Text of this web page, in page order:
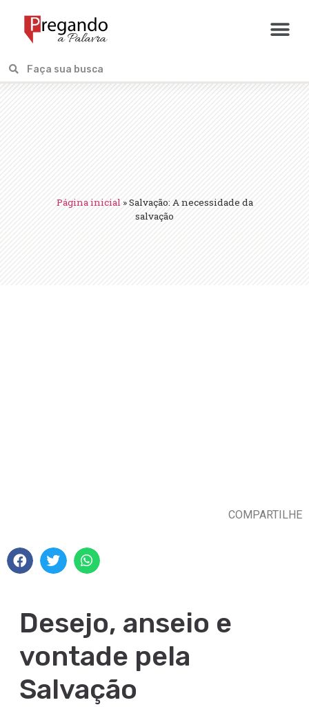
Página inicial »Salvação: A necessidade da
salvação
COMPARTILHE
Desejo, anseio e
vontade pela
Salvação